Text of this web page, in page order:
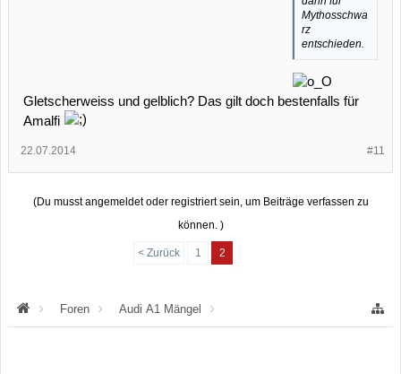
Mythosschwa
rz
entschieden.
Gletscherweiss und gelblich? Das gilt doch bestenfalls für
Amalfi
#11
22.07.2014
(Du musst angemeldet oder registriert sein, um Beiträge verfassen zu
können. )
< Zurück 1 2
Foren Audi A1 Mängel